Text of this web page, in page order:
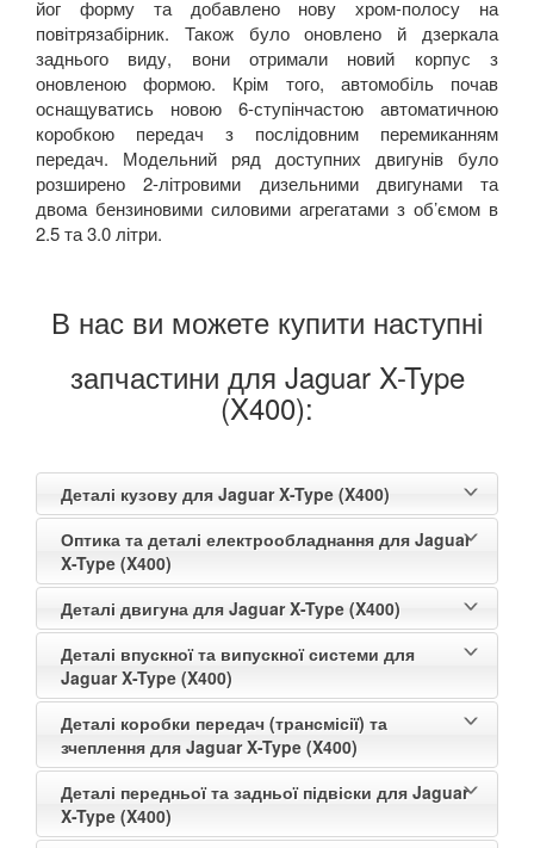
йог форму та добавлено нову хром-полосу на
повітрязабірник. Також було оновлено й дзеркала
заднього виду, вони отримали новий корпус з
оновленою формою. Крім того, автомобіль почав
оснащуватись новою 6-ступінчастою автоматичною
коробкою передач з послідовним перемиканням
передач. Модельний ряд доступних двигунів було
розширено 2-літровими дизельними двигунами та
двома бензиновими силовими агрегатами з об’ємом в
2.5 та 3.0 літри.
В нас ви можете купити наступні
запчастини для Jaguar X-Type
(X400):
Деталі кузову для Jaguar X-Type (X400)
Оптика та деталі електрообладнання для Jaguar
X-Type (X400)
Деталі двигуна для Jaguar X-Type (X400)
Деталі впускної та випускної системи для
Jaguar X-Type (X400)
Деталі коробки передач (трансмісії) та
зчеплення для Jaguar X-Type (X400)
Деталі передньої та задньої підвіски для Jaguar
X-Type (X400)